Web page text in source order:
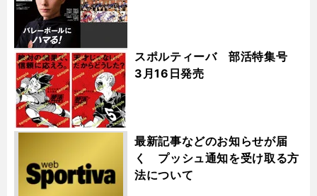
スポルティーバ 部活特集号
3月16日発売
最新記事などのお知らせが届
く プッシュ通知を受け取る方
法について